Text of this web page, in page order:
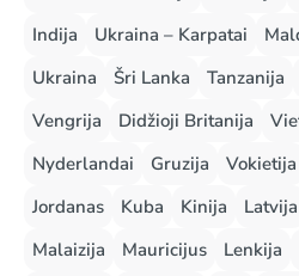
Indija
Ukraina – Karpatai
Ukraina
Šri Lanka Tanzanija
Vengrija
Didžioji Britanija
Nyderlandai
Gruzija Vokietija
Jordanas
Kuba Kinija Latvija
Malaizija
Mauricijus Lenkija